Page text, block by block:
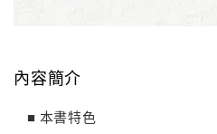
內容簡介
■ 本書特色